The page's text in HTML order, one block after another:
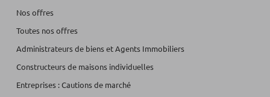
Nos offres
Toutes nos offres
Administrateurs de biens et Agents Immobiliers
Constructeurs de maisons individuelles
Entreprises : Cautions de marché